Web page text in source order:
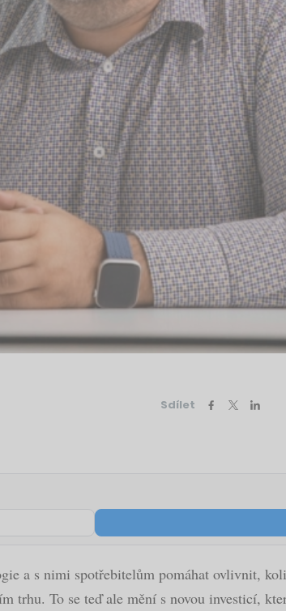
Sdílet
a s nimi spotřebitelům pomáhat ovlivnit,
trhu. To se teď ale mění s novou investicí,